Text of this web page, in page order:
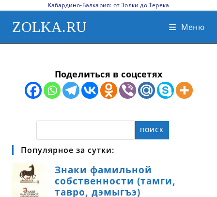
Кабардино-Балкария: от Золки до Терека
ZOLKA.RU Меню
Поделиться в соцсетях
ПОИСК
Популярное за сутки: